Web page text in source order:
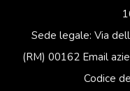
Sede legale: Via
(RM) 00162 Email
Codice